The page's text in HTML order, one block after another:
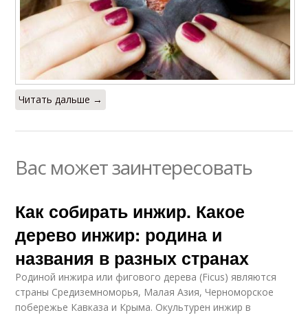
Читать дальше →
Вас может заинтересовать
Как собирать инжир. Какое
дерево инжир: родина и
названия в разных странах
Родиной инжира или фигового дерева (Ficus) являются
страны Средиземноморья, Малая Азия, Черноморское
побережье Кавказа и Крыма. Окультурен инжир в